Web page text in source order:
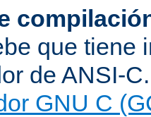
que tiene
de ANSI-
GNU C